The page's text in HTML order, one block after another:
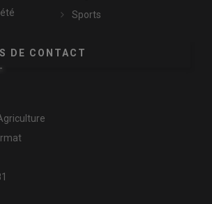
Sports
DE CONTACT